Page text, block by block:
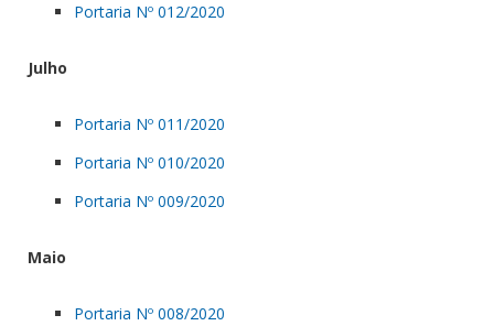
Portaria Nº 012/2020
Julho
Portaria Nº 011/2020
Portaria Nº 010/2020
Portaria Nº 009/2020
Maio
Portaria Nº 008/2020